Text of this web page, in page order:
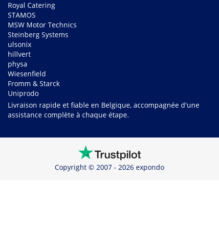
Royal Catering
STAMOS
MSW Motor Technics
Steinberg Systems
ulsonix
hillvert
physa
Wiesenfield
Fromm & Starck
Uniprodo
Livraison rapide et fiable en Belgique, accompagnée d'une
assistance complète à chaque étape.
Copyright © 2007 - 2026 expondo